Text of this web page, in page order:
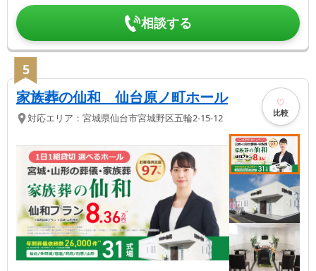
相談する
5
家族葬の仙和 仙台原ノ町ホール
対応エリア： 宮城県仙台市宮城野区五輪2-15-12 比較